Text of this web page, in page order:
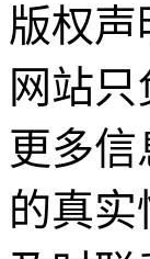
版权
网站
更多
的真